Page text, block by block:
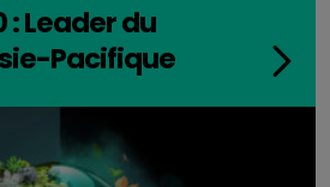
: Leader du
Pacifique